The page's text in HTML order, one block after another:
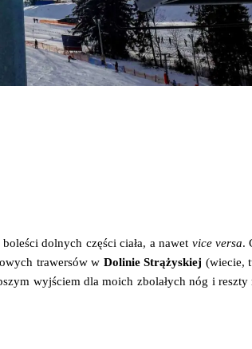
dol­nych czę­ści cia­ła, a nawet vice ver­sa.
tra­wer­sów w Doli­nie Strą­ży­skiej (wie­cie,
wyj­ściem dla moich zbo­la­łych nóg i